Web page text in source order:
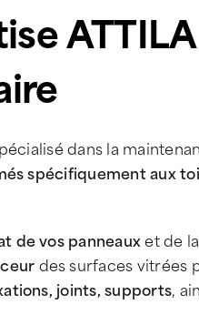
dans la
spécifiquement aux
de vos panneauxet de
des surfaces vitrées
joints, supports,